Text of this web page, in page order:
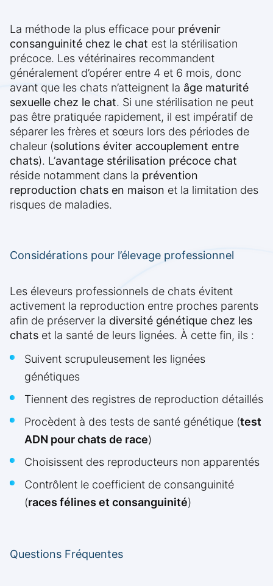
La méthode la plus efficace pour prévenir
consanguinité chez le chat est la stérilisation
précoce. Les vétérinaires recommandent
généralement d’opérer entre 4 et 6 mois, donc
avant que les chats n’atteignent la âge maturité
sexuelle chez le chat. Si une stérilisation ne peut
pas être pratiquée rapidement, il est impératif de
séparer les frères et sœurs lors des périodes de
chaleur (solutions éviter accouplement entre
chats). L’avantage stérilisation précoce chat
réside notamment dans la prévention
reproduction chats en maison et la limitation des
risques de maladies.
Considérations pour l’élevage professionnel
Les éleveurs professionnels de chats évitent
activement la reproduction entre proches parents
afin de préserver la diversité génétique chez les
chats et la santé de leurs lignées. À cette fin, ils :
Suivent scrupuleusement les lignées
génétiques
Tiennent des registres de reproduction détaillés
Procèdent à des tests de santé génétique (test
ADN pour chats de race)
Choisissent des reproducteurs non apparentés
Contrôlent le coefficient de consanguinité
(races félines et consanguinité)
Questions Fréquentes